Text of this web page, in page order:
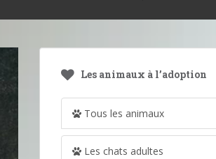
Les animaux à l’adoption
Tous les animaux
Les chats adultes